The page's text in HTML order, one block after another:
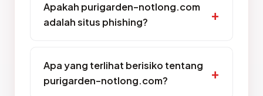
Apakah purigarden-notlong.com
adalah situs phishing?
Apa yang terlihat berisiko tentang
purigarden-notlong.com?